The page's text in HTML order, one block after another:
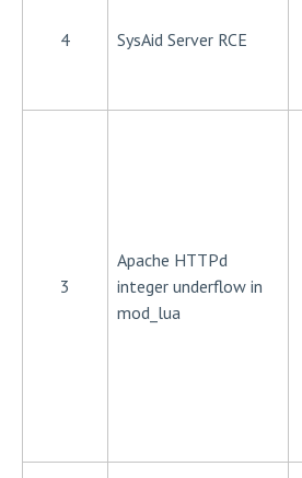
4 SysAid Server RCE
3
Apache HTTPd
integer underflow in
mod_lua